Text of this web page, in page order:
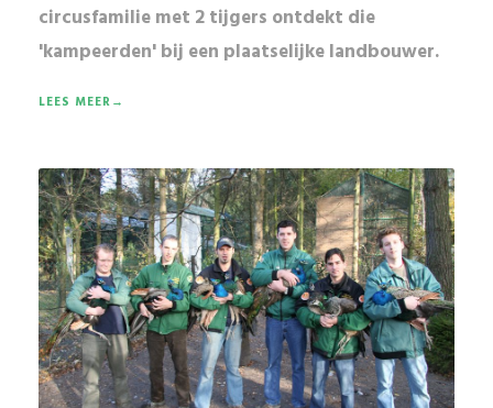
circusfamilie met 2 tijgers ontdekt die
'kampeerden' bij een plaatselijke landbouwer.
LEES MEER→